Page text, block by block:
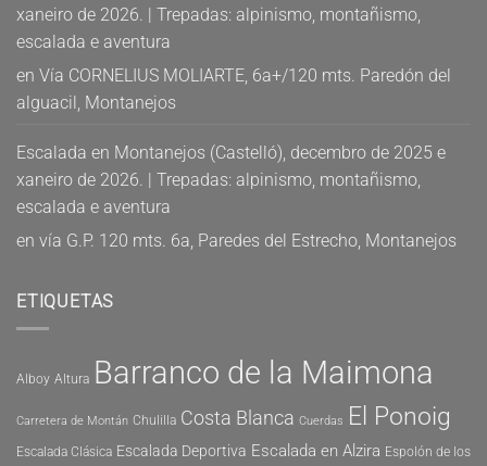
xaneiro de 2026. | Trepadas: alpinismo, montañismo,
escalada e aventura
en Vía CORNELIUS MOLIARTE, 6a+/120 mts. Paredón del
alguacil, Montanejos
Escalada en Montanejos (Castelló), decembro de 2025 e
xaneiro de 2026. | Trepadas: alpinismo, montañismo,
escalada e aventura
en vía G.P. 120 mts. 6a, Paredes del Estrecho, Montanejos
ETIQUETAS
Alboy Altura Barranco de la Maimona
Carretera de Montán Chulilla Costa Blanca Cuerdas El Ponoig
Escalada Clásica Escalada Deportiva Escalada en Alzira Espolón de los